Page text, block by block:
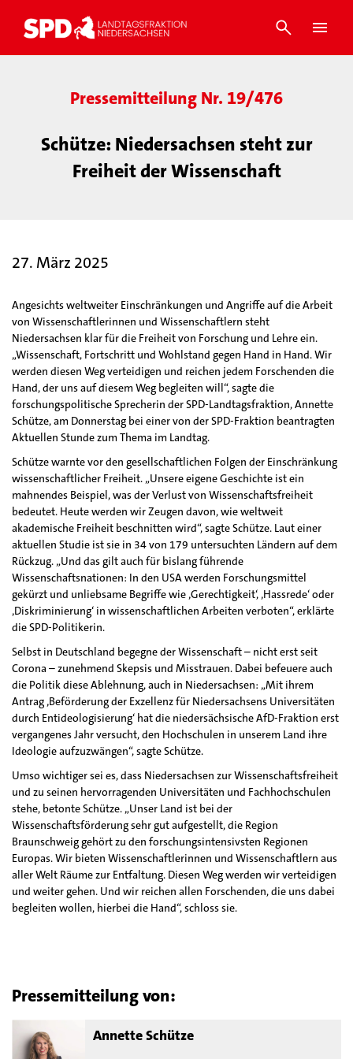
Pressemitteilung Nr. 19/476
Schütze: Niedersachsen steht zur
Freiheit der Wissenschaft
27. März 2025
Angesichts weltweiter Einschränkungen und Angriffe auf die Arbeit
von Wissenschaftlerinnen und Wissenschaftlern steht
Niedersachsen klar für die Freiheit von Forschung und Lehre ein.
„Wissenschaft, Fortschritt und Wohlstand gegen Hand in Hand. Wir
werden diesen Weg verteidigen und reichen jedem Forschenden die
Hand, der uns auf diesem Weg begleiten will“, sagte die
forschungspolitische Sprecherin der SPD-Landtagsfraktion, Annette
Schütze, am Donnerstag bei einer von der SPD-Fraktion beantragten
Aktuellen Stunde zum Thema im Landtag.
Schütze warnte vor den gesellschaftlichen Folgen der Einschränkung
wissenschaftlicher Freiheit. „Unsere eigene Geschichte ist ein
mahnendes Beispiel, was der Verlust von Wissenschaftsfreiheit
bedeutet. Heute werden wir Zeugen davon, wie weltweit
akademische Freiheit beschnitten wird“, sagte Schütze. Laut einer
aktuellen Studie ist sie in 34 von 179 untersuchten Ländern auf dem
Rückzug. „Und das gilt auch für bislang führende
Wissenschaftsnationen: In den USA werden Forschungsmittel
gekürzt und unliebsame Begriffe wie ‚Gerechtigkeit‘, ‚Hassrede‘ oder
‚Diskriminierung‘ in wissenschaftlichen Arbeiten verboten“, erklärte
die SPD-Politikerin.
Selbst in Deutschland begegne der Wissenschaft – nicht erst seit
Corona – zunehmend Skepsis und Misstrauen. Dabei befeuere auch
die Politik diese Ablehnung, auch in Niedersachsen: „Mit ihrem
Antrag ‚Beförderung der Exzellenz für Niedersachsens Universitäten
durch Entideologisierung‘ hat die niedersächsische AfD-Fraktion erst
vergangenes Jahr versucht, den Hochschulen in unserem Land ihre
Ideologie aufzuzwängen“, sagte Schütze.
Umso wichtiger sei es, dass Niedersachsen zur Wissenschaftsfreiheit
und zu seinen hervorragenden Universitäten und Fachhochschulen
stehe, betonte Schütze. „Unser Land ist bei der
Wissenschaftsförderung sehr gut aufgestellt, die Region
Braunschweig gehört zu den forschungsintensivsten Regionen
Europas. Wir bieten Wissenschaftlerinnen und Wissenschaftlern aus
aller Welt Räume zur Entfaltung. Diesen Weg werden wir verteidigen
und weiter gehen. Und wir reichen allen Forschenden, die uns dabei
begleiten wollen, hierbei die Hand“, schloss sie.
Pressemitteilung von:
Annette Schütze